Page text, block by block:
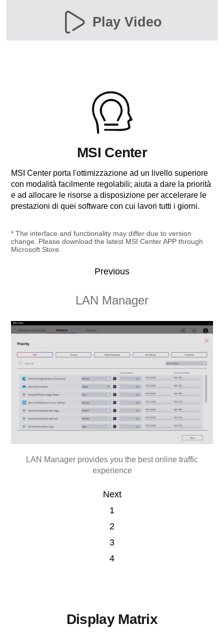
Play Video
MSI Center
MSI Center porta l'ottimizzazione ad un livello superiore
con modalità facilmente regolabili; aiuta a dare la priorità
e ad allocare le risorse a disposizione per accelerare le
prestazioni di quei software con cui lavori tutti i giorni.
* The interface and functionality may differ due to version
change. Please download the latest MSI Center APP through
Microsoft Store.
Previous
Smart Image Finder
Easily organize and find your pictures with Smart Image
Finder
Sound Tune
Eliminate the external noise while attending online
conference call
LAN Manager
LAN Manager provides you the best online traffic
experience
Smart Priority
Prioritize your work with Smart Priority
Next
1
2
3
4
Display Matrix